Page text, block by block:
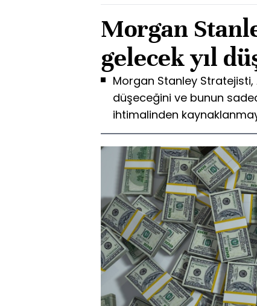
Morgan
gelecek yıl
Morgan Stanley Stratejisti,
düşeceğini ve bunun
ihtimalinden